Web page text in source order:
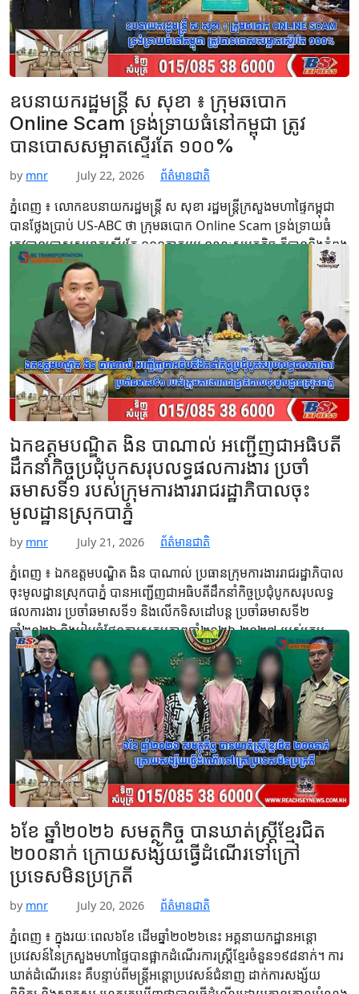
ឧបនាយករដ្ឋមន្ត្រី ស សុខា ៖ ក្រុមឆបោក
Online Scam ទ្រង់ទ្រាយធំនៅកម្ពុជា ត្រូវ
បានបោសសម្អាតស្ទើរតែ ១០០%
by mnr July 22, 2026 ព័ត៌មានជាតិ
ភ្នំពេញ ៖ លោកឧបនាយករដ្ឋមន្ត្រី ស សុខា រដ្ឋមន្ត្រីក្រសួងមហាផ្ទៃកម្ពុជា
បានថ្លែងប្រាប់ US-ABC ថា ក្រុមឆបោក Online Scam ទ្រង់ទ្រាយធំ
ត្រូវបានបោសសម្អាតស្ទើរតែ ១០០ភាគរយ ខណៈសមត្ថកិច្ច ក៏បាននិងកំពុង
បន្តកម្ទេចក្រុមតូចៗបន្ថែមទៀតផងដែរ។ ការលើកឡើងរបស់ លោក
ឧបនាយករដ្ឋមន្ត្រី ស…
Read More
ឯកឧត្តមបណ្ឌិត ងិន បាណាល់ អញ្ជើញជាអធិបតី
ដឹកនាំកិច្ចប្រជុំបូកសរុបលទ្ធផលការងារ ប្រចាំ
ឆមាសទី១ របស់ក្រុមការងាររាជរដ្ឋាភិបាលចុះ
មូលដ្ឋានស្រុកបាភ្នំ
by mnr July 21, 2026 ព័ត៌មានជាតិ
ភ្នំពេញ ៖ ឯកឧត្តមបណ្ឌិត ងិន បាណាល់ ប្រធានក្រុមការងាររាជរដ្ឋាភិបាល
ចុះមូលដ្ឋានស្រុកបាភ្នំ បានអញ្ជើញជាអធិបតីដឹកនាំកិច្ចប្រជុំបូកសរុបលទ្ធ
ផលការងារ ប្រចាំឆមាសទី១ និងលើកទិសដៅបន្ដ ប្រចាំឆមាសទី២
ឆ្នាំ២០២៦ និងរៀបចំផែនការសកម្មភាពឆ្នាំ២០២៦-២០២៧ របស់ក្រុម
ការងាររាជរដ្ឋាភិបាលចុះមូលដ្ឋានស្រុកបាភ្នំ ខេត្តព្រៃវែង នាថ្ងៃទី២១ ខែ
កក្កដា ឆ្នាំ២០២៦៕
Read More
៦ខែ ឆ្នាំ២០២៦ សមត្ថកិច្ច បានឃាត់ស្ត្រីខ្មែរជិត
២០០នាក់ ក្រោយសង្ស័យធ្វើដំណើរទៅក្រៅ
ប្រទេសមិនប្រក្រតី
by mnr July 20, 2026 ព័ត៌មានជាតិ
ភ្នំពេញ ៖ ក្នុងរយៈពេល៦ខែ ដើមឆ្នាំ២០២៦នេះ អគ្គនាយកដ្ឋានអន្តោ
ប្រវេសន៍នៃក្រសួងមហាផ្ទៃបានផ្អាកដំណើរការស្រ្តីខ្មែរចំនួន១៩៨នាក់។ ការ
ឃាត់ដំណើរនេះ គឺបន្ទាប់ពីមន្ត្រីអន្តោប្រវេសន៍ជំនាញ ដាក់ការសង្ស័យ